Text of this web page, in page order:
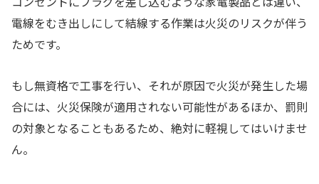
電線をむき出しにして結線する作業は火災のリスクが伴う
ためです。
もし無資格で工事を行い、それが原因で火災が発生した場
合には、火災保険が適用されない可能性があるほか、罰則
の対象となることもあるため、絶対に軽視してはいけませ
ん。